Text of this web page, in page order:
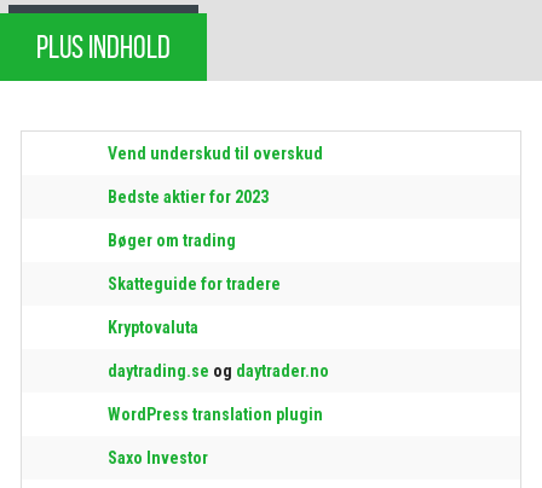
PLUS INDHOLD
Vend underskud til overskud
Bedste aktier for 2023
Bøger om trading
Skatteguide for tradere
Kryptovaluta
daytrading.se og daytrader.no
WordPress translation plugin
Saxo Investor